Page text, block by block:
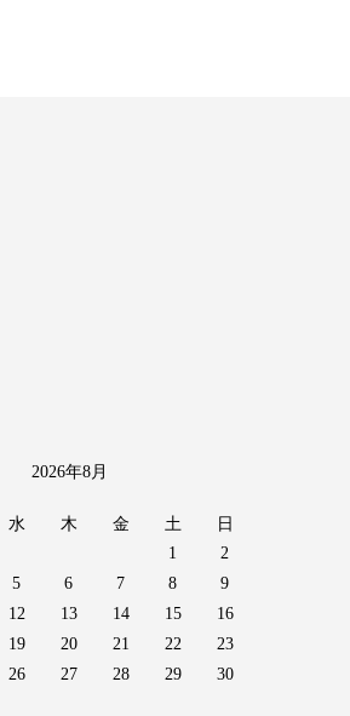
2026年8月
水 木 金 土
日
1
2
5 6 7 8
9
12 13 14 15
16
19 20 21 22
23
26 27 28 29
30